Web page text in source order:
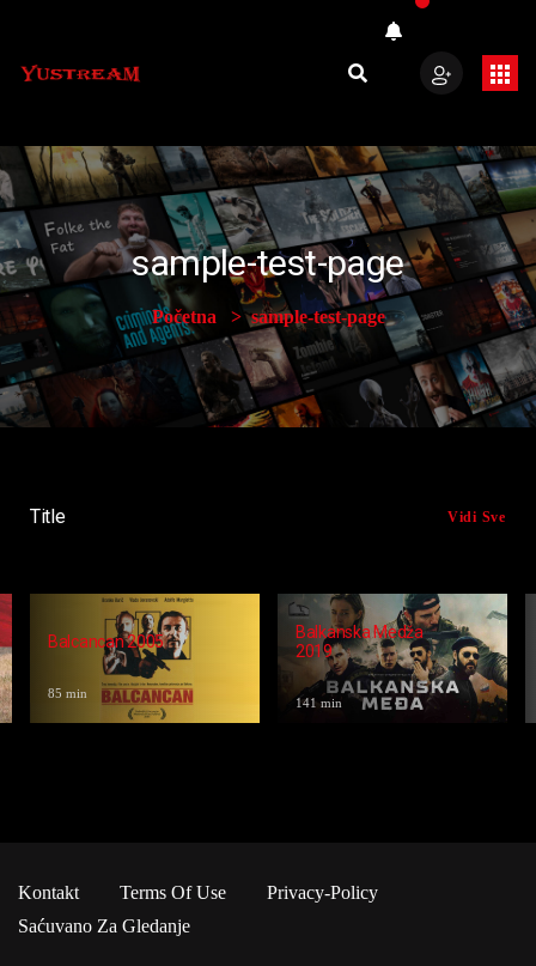
sample-test-page
Početna sample-test-page
Title Vidi Sve
Balcancan 2005
85 min
Balkanska Medža
2019
141 min
Kontakt Terms Of Use
Privacy-Policy
Saćuvano Za Gledanje